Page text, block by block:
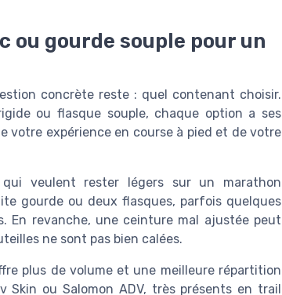
ou gourde souple pour un
concrète reste : quel contenant choisir.
ou flasque souple, chaque option a ses
votre expérience en course à pied et de votre
veulent rester légers sur un marathon
gourde ou deux flasques, parfois quelques
En revanche, une ceinture mal ajustée peut
ne sont pas bien calées.
plus de volume et une meilleure répartition
Skin ou Salomon ADV, très présents en trail